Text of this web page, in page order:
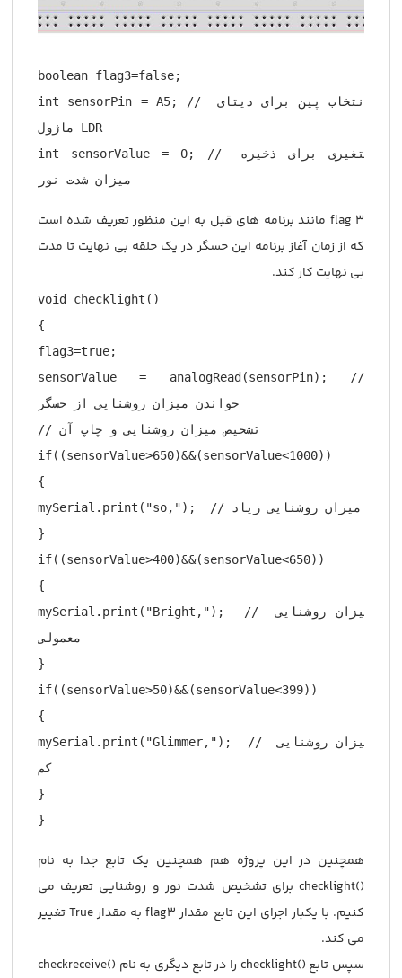
boolean flag3=false;
int sensorPin = A5; // انتخاب پین برای دیتای
ماژول LDR
int sensorValue = 0; // متغیری برای ذخیره
میزان شدت نور
flag 3 مانند برنامه های قبل به این منظور تعریف شده است
که از زمان آغاز برنامه این حسگر در یک حلقه بی نهایت تا مدت
بی نهایت کار کند.
void checklight()
{
flag3=true;
sensorValue = analogRead(sensorPin); //
خواندن میزان روشنایی از حسگر
// تشحیص میزان روشنایی و چاپ آن
if((sensorValue>650)&&(sensorValue<1000))
{
mySerial.print("so,");  // میزان روشنایی زیاد
}
if((sensorValue>400)&&(sensorValue<650))
{
mySerial.print("Bright,");  // میزان روشنایی
معمولی
}
if((sensorValue>50)&&(sensorValue<399))
{
mySerial.print("Glimmer,");  // میزان روشنایی
کم
}
}
همچنین در این پروژه هم همچنین یک تابع جدا به نام
()checklight برای تشخیص شدت نور و روشنایی تعریف می
کنیم. با یکبار اجرای این تابع مقدار flag3 به مقدار True تغییر
می کند.
سپس تابع ()checklight را در تابع دیگری به نام ()checkreceive